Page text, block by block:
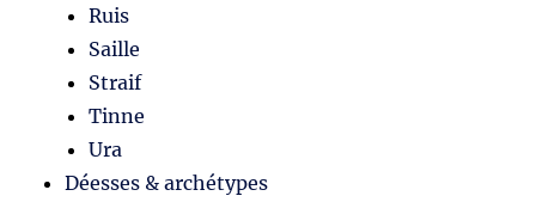
Ruis
Saille
Straif
Tinne
Ura
Déesses & archétypes